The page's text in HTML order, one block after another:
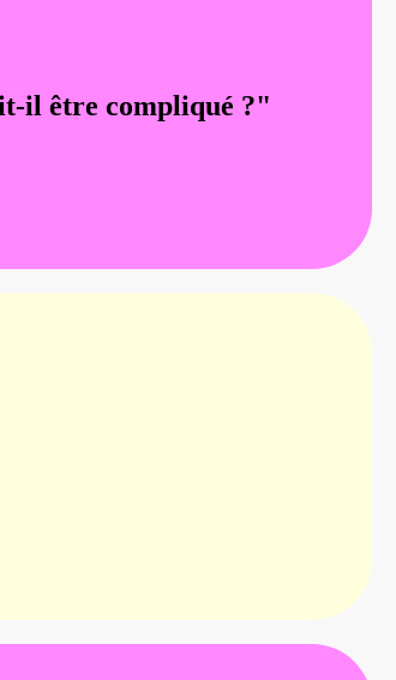
il être compliqué ?"